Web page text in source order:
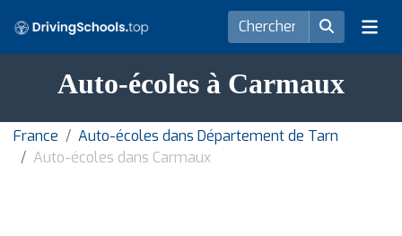
Auto-écoles à Carmaux
France
Auto-écoles dans Département de Tarn
Auto-écoles dans Carmaux